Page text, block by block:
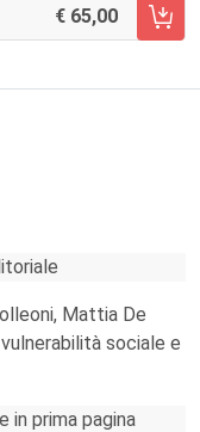
65,00
2017
Mattia De
sociale e
in prima pagina